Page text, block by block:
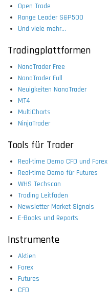
Open Trade
Range Leader S&P500
Und viele mehr...
Tradingplattformen
NanoTrader Free
NanoTrader Full
Neuigkeiten NanoTrader
MT4
MultiCharts
NinjaTrader
Tools für Trader
Real-time Demo CFD und Forex
Real-time Demo für Futures
WHS Techscan
Trading Leitfaden
Newsletter Market Signals
E-Books und Reports
Instrumente
Aktien
Forex
Futures
CFD